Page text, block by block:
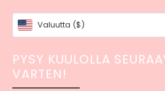
voidaan
valita
tuotesivulta
Valuutta ($)
PYSY KUULOLLA
VARTEN!